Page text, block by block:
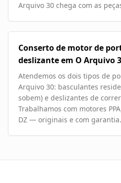
Arquivo 30 chega com as
Conserto de motor de
deslizante em O Arquivo
Atendemos os dois tipos de
Arquivo 30: basculantes
sobem) e deslizantes de
Trabalhamos com motores
DZ — originais e com garantia.